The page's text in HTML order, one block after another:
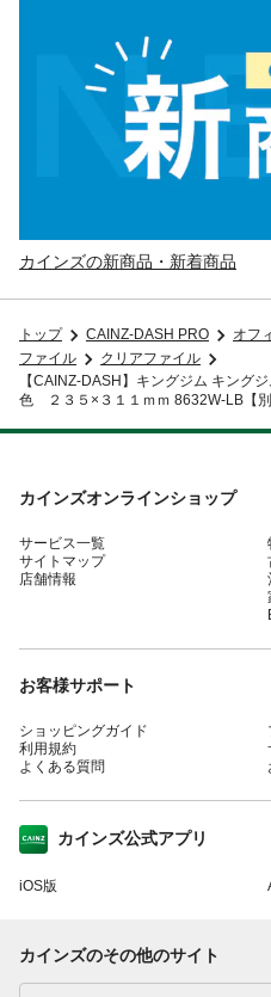
カインズの新商品・新着商品
トップ CAINZ-DASH PRO オフ
ファイル
クリアファイル
【CAINZ-DASH】キングジム キン
色 ２３５×３１１ｍｍ 8632W-LB【別
カインズオンラインショップ
サービス一覧
サイトマップ
店舗情報
お客様サポート
ショッピングガイド
利用規約
よくある質問
カインズ公式アプリ
iOS版
カインズのその他のサイト